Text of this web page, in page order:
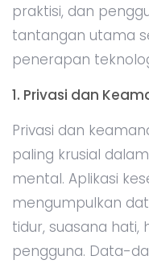
praktisi, dan
tantangan utama
penerapan
1. Privasi dan
Privasi dan
paling krusial
mental. Aplikasi
mengumpulkan
tidur, suasana
pengguna. Data-